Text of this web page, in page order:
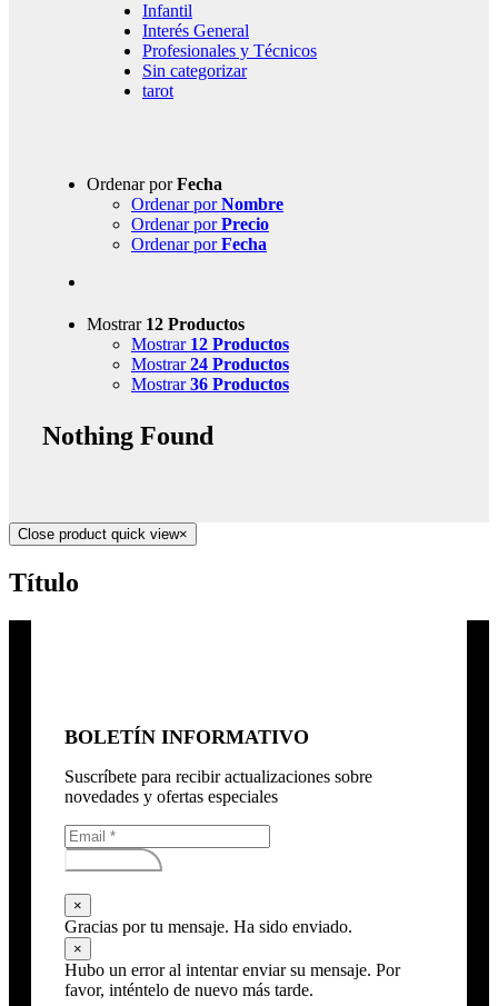
Infantil
Interés General
Profesionales y Técnicos
Sin categorizar
tarot
Ordenar porFecha
Ordenar porNombre
Ordenar porPrecio
Ordenar porFecha
Mostrar 12 Productos
Mostrar 12 Productos
Mostrar24 Productos
Mostrar36 Productos
Nothing Found
Close product quick view×
Título
BOLETÍN INFORMATIVO
Suscríbete para recibir actualizaciones sobre
novedades y ofertas especiales
Subscribirse
×
Gracias por tu mensaje. Ha sido enviado.
×
Hubo un error al intentar enviar su mensaje. Por
favor, inténtelo de nuevo más tarde.